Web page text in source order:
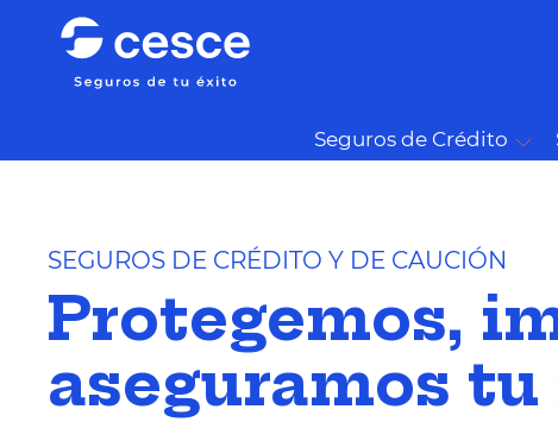
Seguros de Crédito
SEGUROS DE CRÉDITO Y DE CAUCIÓN
Protegemos,
aseguramos tu